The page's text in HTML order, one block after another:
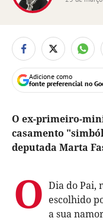
Adicione como
fonte preferencial no
O ex-primeiro-
casamento
deputada Marta
O Dia do Pai,
escolhido
a sua